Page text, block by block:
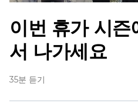
이번 휴가 시
서 나가세요
35분 듣기